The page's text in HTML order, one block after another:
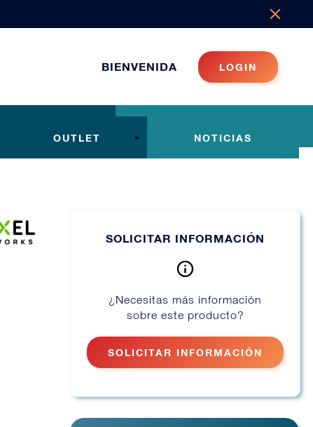
BIENVENIDA LOGIN
OUTLET NOTICIAS
SOLICITAR INFORMACIÓN
¿Necesitas más información
sobre este producto?
SOLICITAR INFORMACIÓN